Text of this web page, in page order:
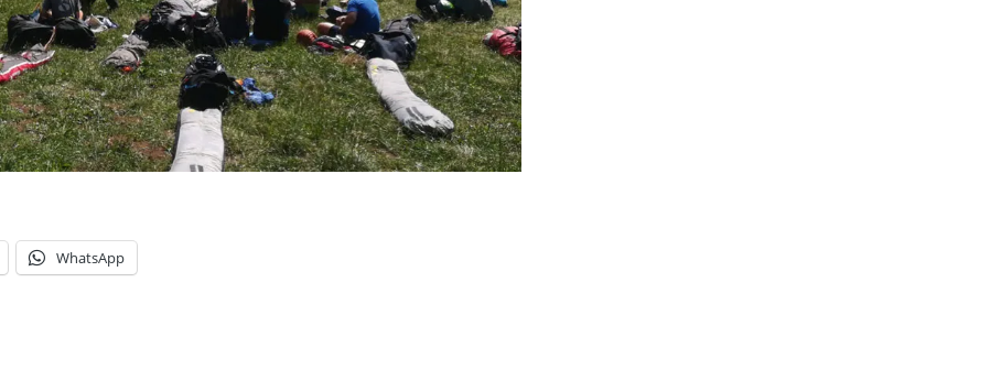
WhatsApp